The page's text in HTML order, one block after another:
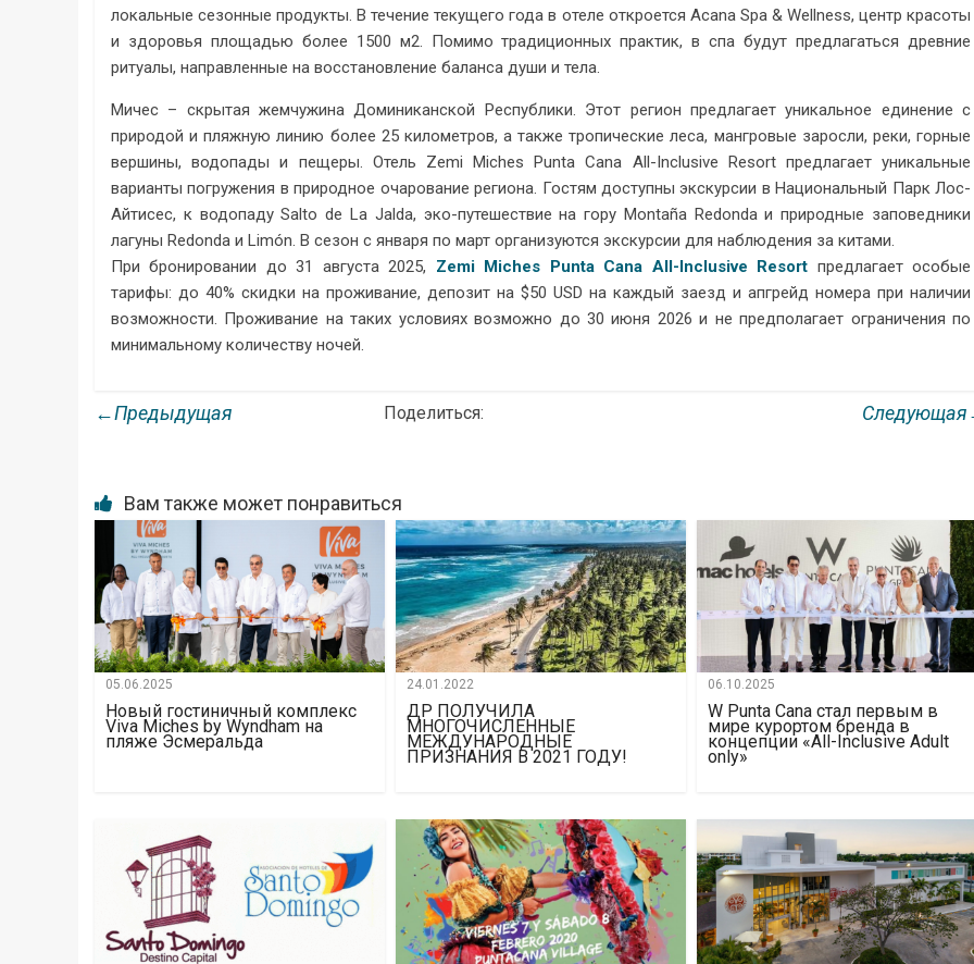
локальные сезонные продукты. В течение текущего года в отеле откроется Acana Spa & Wellness, центр красоты
и здоровья площадью более 1500 м2. Помимо традиционных практик, в спа будут предлагаться древние
ритуалы, направленные на восстановление баланса души и тела.
Мичес – скрытая жемчужина Доминиканской Республики. Этот регион предлагает уникальное единение с
природой и пляжную линию более 25 километров, а также тропические леса, мангровые заросли, реки, горные
вершины, водопады и пещеры. Отель Zemi Miches Punta Cana All-Inclusive Resort предлагает уникальные
варианты погружения в природное очарование региона. Гостям доступны экскурсии в Национальный Парк Лос-
Айтисес, к водопаду Salto de La Jalda, эко-путешествие на гору Montaña Redonda и природные заповедники
лагуны Redonda и Limón. В сезон с января по март организуются экскурсии для наблюдения за китами.
При бронировании до 31 августа 2025, Zemi Miches Punta Cana All-Inclusive Resort предлагает особые
тарифы: до 40% скидки на проживание, депозит на $50 USD на каждый заезд и апгрейд номера при наличии
возможности. Проживание на таких условиях возможно до 30 июня 2026 и не предполагает ограничения по
минимальному количеству ночей.
←Предыдущая Поделиться:
Вам также может понравиться
05.06.2025
Новый гостиничный комплекс
Viva Miches by Wyndham на
пляже Эсмеральда
24.01.2022
ДР ПОЛУЧИЛА
МНОГОЧИСЛЕННЫЕ
МЕЖДУНАРОДНЫЕ
ПРИЗНАНИЯ В 2021 ГОДУ!
06.10.2025
W Punta Cana стал первым в
мире курортом бренда в
концепции «All-Inclusive Adult
only»